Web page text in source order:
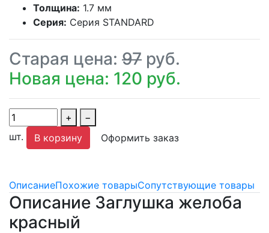
Толщина: 1.7 мм
Серия: Серия STANDARD
Старая цена: 97 руб.
Новая цена: 120 руб.
+
−
шт.
В корзину Оформить заказ
ОписаниеПохожие товарыСопутствующие товары
Описание Заглушка желоба
красный